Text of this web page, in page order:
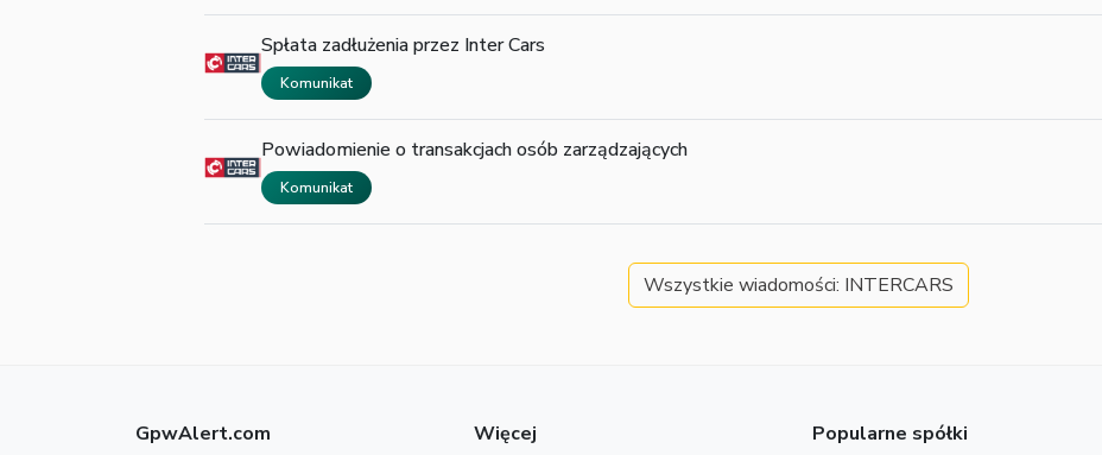
Spłata zadłużenia przez Inter Cars
Komunikat
Powiadomienie o transakcjach osób zarządzających
Komunikat
Wszystkie wiadomości: INTERCARS
GpwAlert.com Więcej Popularne spółki